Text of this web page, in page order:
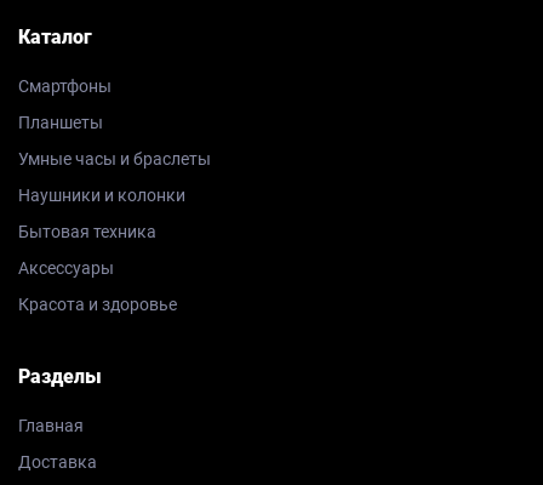
Каталог
Смартфоны
Планшеты
Умные часы и браслеты
Наушники и колонки
Бытовая техника
Аксессуары
Красота и здоровье
Разделы
Главная
Доставка